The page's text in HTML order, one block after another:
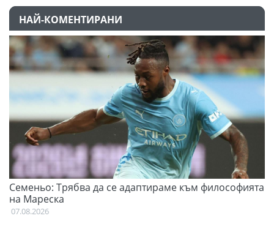
НАЙ-КОМЕНТИРАНИ
Семеньо: Трябва да се адаптираме към философията
на Мареска
07.08.2026